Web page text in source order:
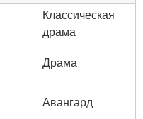
Классическая
драма
Драма
Авангард